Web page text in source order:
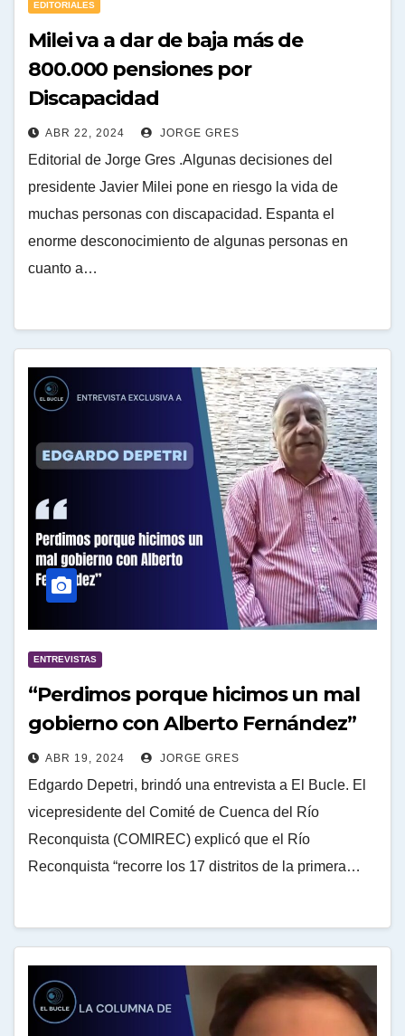
EDITORIALES
Milei va a dar de baja más de
800.000 pensiones por
Discapacidad
ABR 22, 2024 JORGE GRES
Editorial de Jorge Gres .Algunas decisiones del
presidente Javier Milei pone en riesgo la vida de
muchas personas con discapacidad. Espanta el
enorme desconocimiento de algunas personas en
cuanto a…
ENTREVISTAS
“Perdimos porque hicimos un mal
gobierno con Alberto Fernández”
ABR 19, 2024 JORGE GRES
Edgardo Depetri, brindó una entrevista a El Bucle. El
vicepresidente del Comité de Cuenca del Río
Reconquista (COMIREC) explicó que el Río
Reconquista “recorre los 17 distritos de la primera…